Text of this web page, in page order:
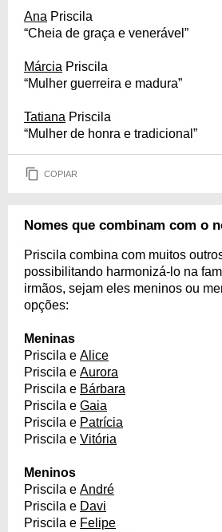
Ana Priscila
“Cheia de graça e venerável”
Márcia Priscila
“Mulher guerreira e madura”
Tatiana Priscila
“Mulher de honra e tradicional”
COPIAR
Nomes que combinam com o
Priscila combina com muitos
possibilitando harmonizá-lo na
irmãos, sejam eles meninos ou
opções:
Meninas
Priscila e Alice
Priscila e Aurora
Priscila e Bárbara
Priscila e Gaia
Priscila e Patrícia
Priscila e Vitória
Meninos
Priscila e André
Priscila e Davi
Priscila e Felipe